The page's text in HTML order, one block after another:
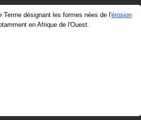
Terme désignant les formes nées de l'érosion
en Afrique de l'Ouest.